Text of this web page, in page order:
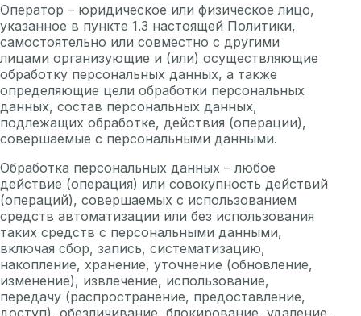
Оператор – юридическое или физическое лицо,
указанное в пункте 1.3 настоящей Политики,
самостоятельно или совместно с другими
лицами организующие и (или) осуществляющие
обработку персональных данных, а также
определяющие цели обработки персональных
данных, состав персональных данных,
подлежащих обработке, действия (операции),
совершаемые с персональными данными.
Обработка персональных данных – любое
действие (операция) или совокупность действий
(операций), совершаемых с использованием
средств автоматизации или без использования
таких средств с персональными данными,
включая сбор, запись, систематизацию,
накопление, хранение, уточнение (обновление,
изменение), извлечение, использование,
передачу (распространение, предоставление,
доступ), обезличивание, блокирование, удаление,